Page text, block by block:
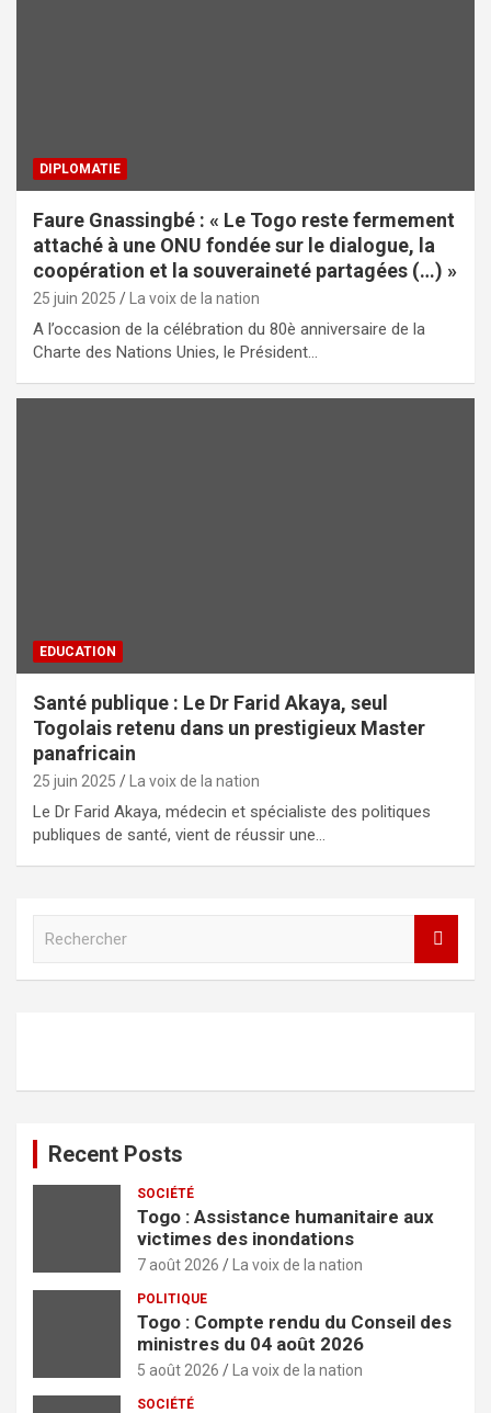
DIPLOMATIE
Faure Gnassingbé : « Le Togo reste fermement
attaché à une ONU fondée sur le dialogue, la
coopération et la souveraineté partagées (…) »
25 juin 2025 La voix de la nation
A l’occasion de la célébration du 80è anniversaire de la
Charte des Nations Unies, le Président…
EDUCATION
Santé publique : Le Dr Farid Akaya, seul
Togolais retenu dans un prestigieux Master
panafricain
25 juin 2025 La voix de la nation
Le Dr Farid Akaya, médecin et spécialiste des politiques
publiques de santé, vient de réussir une…
h
Recent Posts
SOCIÉTÉ
Togo : Assistance humanitaire aux
victimes des inondations
7 août 2026 La voix de la nation
POLITIQUE
Togo : Compte rendu du Conseil des
ministres du 04 août 2026
5 août 2026 La voix de la nation
SOCIÉTÉ